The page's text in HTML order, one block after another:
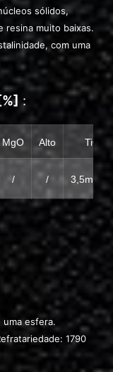
sólidos,
resina muito baixas.
com uma
[%] :
MgO Alto TiO2
/ /
uma esfera.
1790